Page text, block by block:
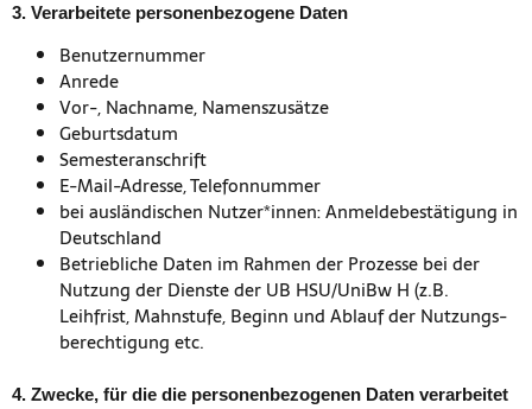
3. Verarbeitete personenbezogene Daten
Benutzernummer
Anrede
Vor-, Nachname, Namenszusätze
Geburtsdatum
Semesteranschrift
E-Mail-Adresse, Telefonnummer
bei ausländischen Nutzer*innen: Anmeldebestätigung in
Deutschland
Betriebliche Daten im Rahmen der Prozesse bei der
Nutzung der Dienste der UB HSU/UniBw H (z.B.
Leihfrist, Mahnstufe, Beginn und Ablauf der Nutzungs­
berechtigung etc.
4. Zwecke, für die die personenbezogenen Daten verarbeitet